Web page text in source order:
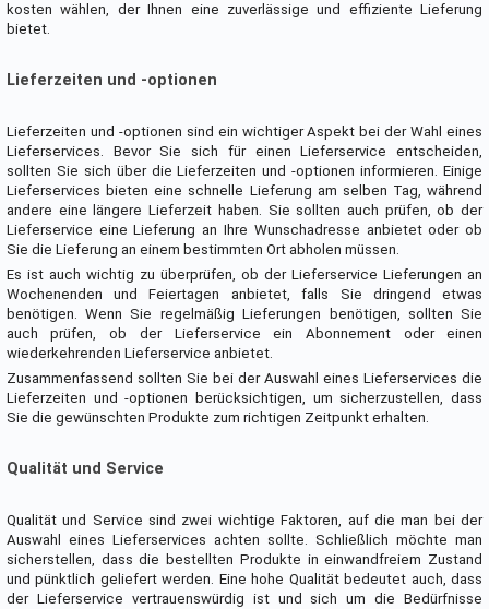
kosten wählen, der Ihnen eine zuverlässige und effiziente Lieferung
bietet.
Lieferzeiten und -optionen
Lieferzeiten und -optionen sind ein wichtiger Aspekt bei der Wahl eines
Lieferservices. Bevor Sie sich für einen Lieferservice entscheiden,
sollten Sie sich über die Lieferzeiten und -optionen informieren. Einige
Lieferservices bieten eine schnelle Lieferung am selben Tag, während
andere eine längere Lieferzeit haben. Sie sollten auch prüfen, ob der
Lieferservice eine Lieferung an Ihre Wunschadresse anbietet oder ob
Sie die Lieferung an einem bestimmten Ort abholen müssen.
Es ist auch wichtig zu überprüfen, ob der Lieferservice Lieferungen an
Wochenenden und Feiertagen anbietet, falls Sie dringend etwas
benötigen. Wenn Sie regelmäßig Lieferungen benötigen, sollten Sie
auch prüfen, ob der Lieferservice ein Abonnement oder einen
wiederkehrenden Lieferservice anbietet.
Zusammenfassend sollten Sie bei der Auswahl eines Lieferservices die
Lieferzeiten und -optionen berücksichtigen, um sicherzustellen, dass
Sie die gewünschten Produkte zum richtigen Zeitpunkt erhalten.
Qualität und Service
Qualität und Service sind zwei wichtige Faktoren, auf die man bei der
Auswahl eines Lieferservices achten sollte. Schließlich möchte man
sicherstellen, dass die bestellten Produkte in einwandfreiem Zustand
und pünktlich geliefert werden. Eine hohe Qualität bedeutet auch, dass
der Lieferservice vertrauenswürdig ist und sich um die Bedürfnisse